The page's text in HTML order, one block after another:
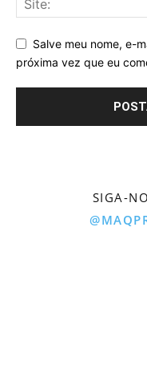
Salve meu nome, e-
próxima vez que eu
SIGA-